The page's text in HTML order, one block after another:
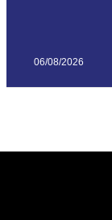
06/08/2026